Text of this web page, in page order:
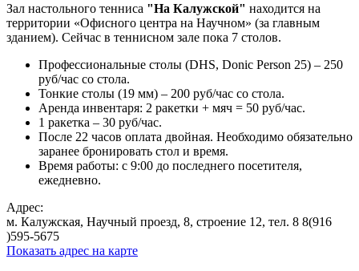
Зал настольного тенниса "На Калужской" находится на
территории «Офисного центра на Научном» (за главным
зданием). Сейчас в теннисном зале пока 7 столов.
Профессиональные столы (DHS, Donic Person 25) – 250
руб/час со стола.
Тонкие столы (19 мм) – 200 руб/час со стола.
Аренда инвентаря: 2 ракетки + мяч = 50 руб/час.
1 ракетка – 30 руб/час.
После 22 часов оплата двойная. Необходимо обязательно
заранее бронировать стол и время.
Время работы: с 9:00 до последнего посетителя,
ежедневно.
Адрес:
м. Калужская, Научный проезд, 8, строение 12, тел. 8 8(916
)595-5675
Показать адрес на карте